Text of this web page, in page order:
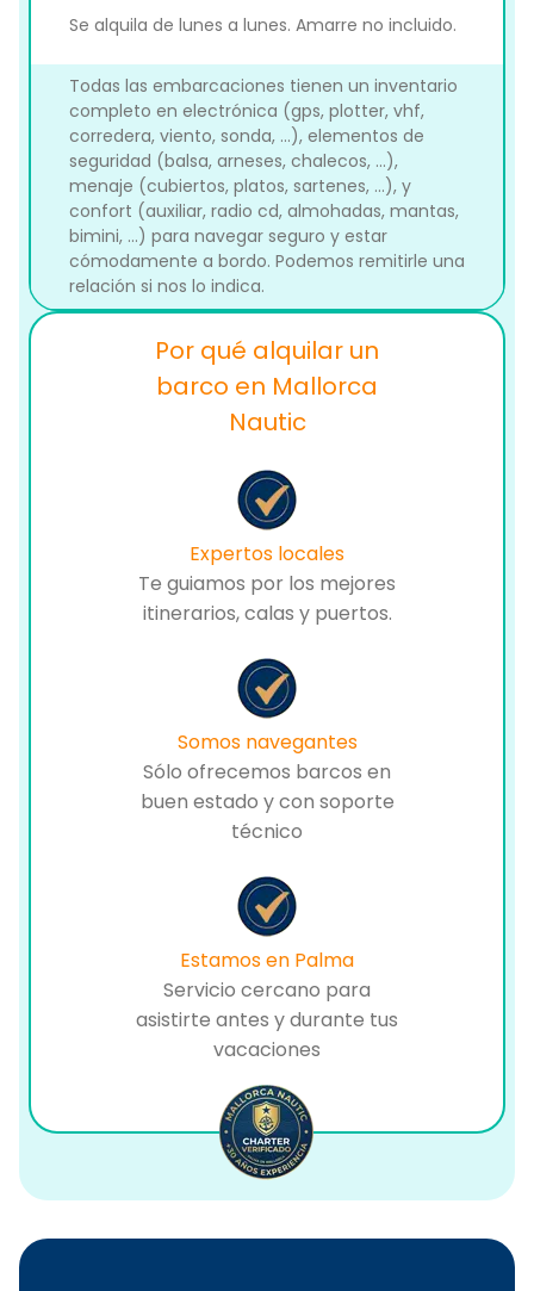
Se alquila de lunes a lunes. Amarre no incluido.
Todas las embarcaciones tienen un inventario
completo en electrónica (gps, plotter, vhf,
corredera, viento, sonda, ...), elementos de
seguridad (balsa, arneses, chalecos, ...),
menaje (cubiertos, platos, sartenes, ...), y
confort (auxiliar, radio cd, almohadas, mantas,
bimini, ...) para navegar seguro y estar
cómodamente a bordo. Podemos remitirle una
relación si nos lo indica.
Por qué alquilar un
barco en Mallorca
Nautic
Expertos locales
Te guiamos por los mejores
itinerarios, calas y puertos.
Somos navegantes
Sólo ofrecemos barcos en
buen estado y con soporte
técnico
Estamos en Palma
Servicio cercano para
asistirte antes y durante tus
vacaciones